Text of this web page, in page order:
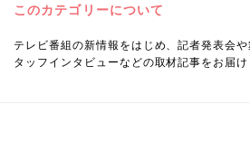
このカテゴリーについて
テレビ番組の新情報をはじめ、記者発表会
タッフインタビューなどの取材記事をお届け